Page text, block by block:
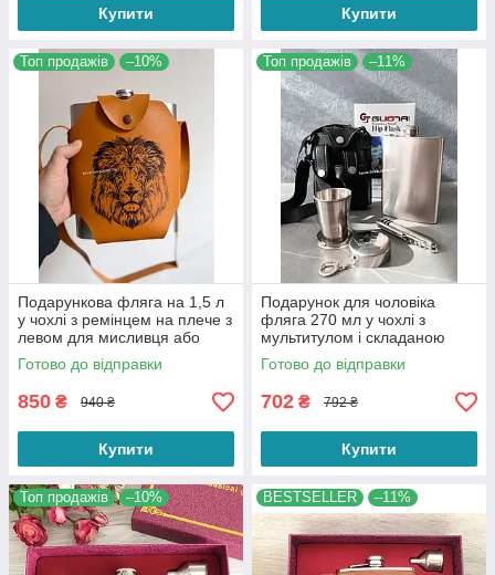
Купити Купити
Топ продажів –10%
Подарункова фляга на 1,5 л
у чохлі з ремінцем на плече з
левом для мисливця або
рибалки
Готово до відправки
850 ₴ 940 ₴
Купити
Топ продажів –11%
Подарунок для чоловіка
фляга 270 мл у чохлі з
мультитулом і складаною
склянкою на 80 мл
Готово до відправки
702 ₴ 792 ₴
Купити
Топ продажів –10% BESTSELLER –11%